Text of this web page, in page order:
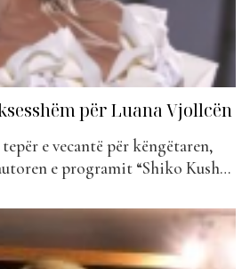
për Luana Vjollcën
e vecantë për këngëtaren,
e programit “Shiko Kush
të, këngëtarja ka surprizuar
prurjen e saj më të fundit
Ka qënë fëmijë kur është ngjitur